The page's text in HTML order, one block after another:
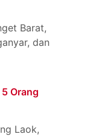
Barat,
dan
Orang
Laok,